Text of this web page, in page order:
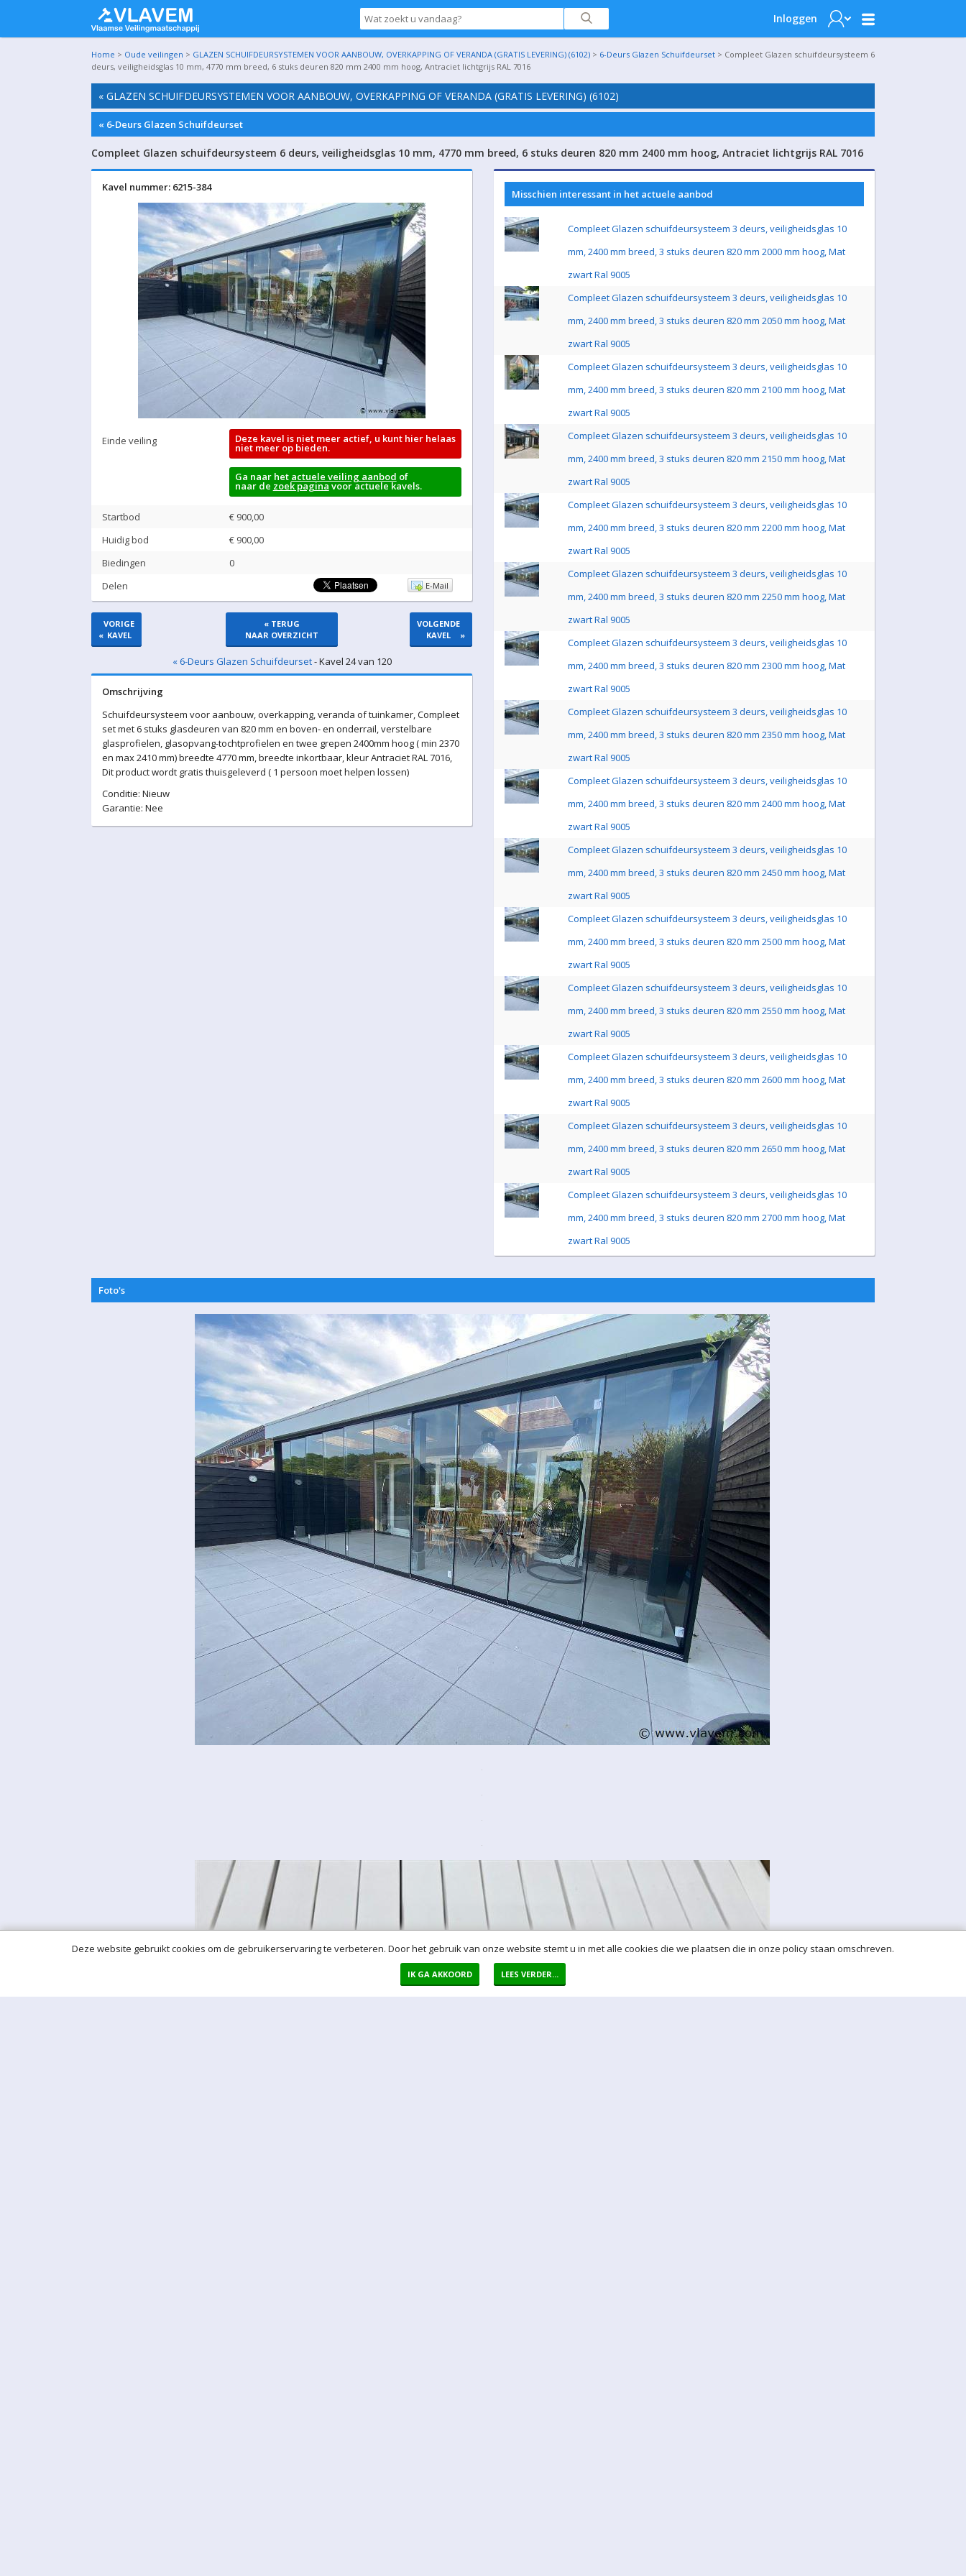
Inloggen
Home > Oude veilingen > GLAZEN SCHUIFDEURSYSTEMEN VOOR AANBOUW, OVERKAPPING OF VERANDA (GRATIS LEVERING) (6102) > 6-Deurs Glazen Schuifdeurset > Compleet Glazen schuifdeursysteem 6
deurs, veiligheidsglas 10 mm, 4770 mm breed, 6 stuks deuren 820 mm 2400 mm hoog, Antraciet lichtgrijs RAL 7016
« GLAZEN SCHUIFDEURSYSTEMEN VOOR AANBOUW, OVERKAPPING OF VERANDA (GRATIS LEVERING) (6102)
« 6-Deurs Glazen Schuifdeurset
Compleet Glazen schuifdeursysteem 6 deurs, veiligheidsglas 10 mm, 4770 mm breed, 6 stuks deuren 820 mm 2400 mm hoog, Antraciet lichtgrijs RAL 7016
Kavel nummer: 6215-384
Einde veiling Deze kavel is niet meer actief, u kunt hier helaas
niet meer op bieden.
Ga naar het actuele veiling aanbod of
naar de zoek paginavoor actuele kavels.
Startbod
€ 900,00
Huidig bod
€ 900,00
Biedingen
0
Delen
E-Mail
«
VORIGE
KAVEL
« TERUG
NAAR OVERZICHT
VOLGENDE
KAVEL
»
« 6-Deurs Glazen Schuifdeurset- Kavel 24 van 120
Omschrijving
Schuifdeursysteem voor aanbouw, overkapping, veranda of tuinkamer, Compleet
set met 6 stuks glasdeuren van 820 mm en boven- en onderrail, verstelbare
glasprofielen, glasopvang-tochtprofielen en twee grepen 2400mm hoog ( min 2370
en max 2410 mm) breedte 4770 mm, breedte inkortbaar, kleur Antraciet RAL 7016,
Dit product wordt gratis thuisgeleverd ( 1 persoon moet helpen lossen)
Conditie: Nieuw
Garantie: Nee
Misschien interessant in het actuele aanbod
Compleet Glazen schuifdeursysteem 3 deurs, veiligheidsglas 10
mm, 2400 mm breed, 3 stuks deuren 820 mm 2000 mm hoog, Mat
zwart Ral 9005
Compleet Glazen schuifdeursysteem 3 deurs, veiligheidsglas 10
mm, 2400 mm breed, 3 stuks deuren 820 mm 2050 mm hoog, Mat
zwart Ral 9005
Compleet Glazen schuifdeursysteem 3 deurs, veiligheidsglas 10
mm, 2400 mm breed, 3 stuks deuren 820 mm 2100 mm hoog, Mat
zwart Ral 9005
Compleet Glazen schuifdeursysteem 3 deurs, veiligheidsglas 10
mm, 2400 mm breed, 3 stuks deuren 820 mm 2150 mm hoog, Mat
zwart Ral 9005
Compleet Glazen schuifdeursysteem 3 deurs, veiligheidsglas 10
mm, 2400 mm breed, 3 stuks deuren 820 mm 2200 mm hoog, Mat
zwart Ral 9005
Compleet Glazen schuifdeursysteem 3 deurs, veiligheidsglas 10
mm, 2400 mm breed, 3 stuks deuren 820 mm 2250 mm hoog, Mat
zwart Ral 9005
Compleet Glazen schuifdeursysteem 3 deurs, veiligheidsglas 10
mm, 2400 mm breed, 3 stuks deuren 820 mm 2300 mm hoog, Mat
zwart Ral 9005
Compleet Glazen schuifdeursysteem 3 deurs, veiligheidsglas 10
mm, 2400 mm breed, 3 stuks deuren 820 mm 2350 mm hoog, Mat
zwart Ral 9005
Compleet Glazen schuifdeursysteem 3 deurs, veiligheidsglas 10
mm, 2400 mm breed, 3 stuks deuren 820 mm 2400 mm hoog, Mat
zwart Ral 9005
Compleet Glazen schuifdeursysteem 3 deurs, veiligheidsglas 10
mm, 2400 mm breed, 3 stuks deuren 820 mm 2450 mm hoog, Mat
zwart Ral 9005
Compleet Glazen schuifdeursysteem 3 deurs, veiligheidsglas 10
mm, 2400 mm breed, 3 stuks deuren 820 mm 2500 mm hoog, Mat
zwart Ral 9005
Compleet Glazen schuifdeursysteem 3 deurs, veiligheidsglas 10
mm, 2400 mm breed, 3 stuks deuren 820 mm 2550 mm hoog, Mat
zwart Ral 9005
Compleet Glazen schuifdeursysteem 3 deurs, veiligheidsglas 10
mm, 2400 mm breed, 3 stuks deuren 820 mm 2600 mm hoog, Mat
zwart Ral 9005
Compleet Glazen schuifdeursysteem 3 deurs, veiligheidsglas 10
mm, 2400 mm breed, 3 stuks deuren 820 mm 2650 mm hoog, Mat
zwart Ral 9005
Compleet Glazen schuifdeursysteem 3 deurs, veiligheidsglas 10
mm, 2400 mm breed, 3 stuks deuren 820 mm 2700 mm hoog, Mat
zwart Ral 9005
Foto's
Deze website gebruikt cookies om de gebruikerservaring te verbeteren. Door het gebruik van onze website stemt u in met alle cookies die we plaatsen die in onze policy staan omschreven.
IK GA AKKOORD LEES VERDER...